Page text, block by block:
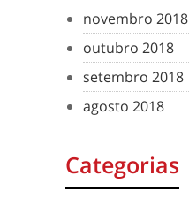
novembro 2018
outubro 2018
setembro 2018
agosto 2018
Categorias